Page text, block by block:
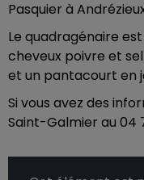
Pasquier à
Le quadragénaire
cheveux poivre et
et un pantacourt en
Si vous avez des
Saint-Galmier au 04